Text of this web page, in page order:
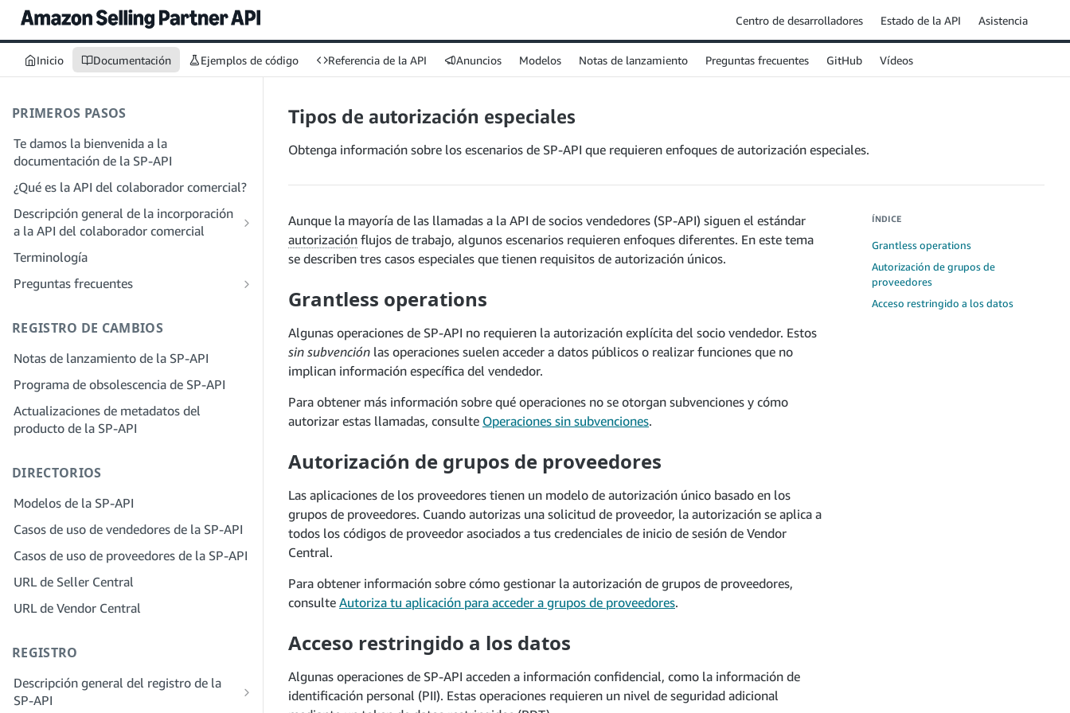
Centro de desarrolladores Estado de la API Asistencia
Inicio Documentación Ejemplos de código Referencia de la API Anuncios Modelos Notas de lanzamiento Preguntas frecuentes GitHub Vídeos
PRIMEROS PASOS
Te damos la bienvenida a la
documentación de la SP-API
¿Qué es la API del colaborador comercial?
Descripción general de la incorporación
a la API del colaborador comercial
Incorporación como desarrollador
Paso 4: Registra una aplicación de
entorno aislado
Paso 5: Realiza tu primera llamada al
entorno aislado de la SP-API
autorización
Paso 7: Registra tu aplicación de
producción
Paso 9: Prueba tu aplicación
Paso 10: Incluye tu solicitud
Incorporación como proveedor de
servicios
y permisos para proveedores de
servicios
Paso 2: Crea una cuenta en el portal de
proveedores de soluciones para tu
empresa
Paso 3: Verifica tu identidad
de tu empresa
Paso 5: Solicita roles en Seller Central
Paso 6: Invita a los empleados a tu
cuenta
Paso 7: Conéctate con los vendedores
Paso 8. Incluye tu servicio en la red de
Terminología
Preguntas frecuentes
SP-API
proveedores de soluciones
REGISTRO DE CAMBIOS
Notas de lanzamiento de la SP-API
Programa de obsolescencia de SP-API
Actualizaciones de metadatos del
producto de la SP-API
DIRECTORIOS
Modelos de la SP-API
Casos de uso de vendedores de la SP-API
Casos de uso de proveedores de la SP-API
URL de Seller Central
URL de Vendor Central
REGISTRO
Descripción general del registro de la
SP-API
Tipos de autorización especiales
Obtenga información sobre los escenarios de SP-API que requieren enfoques de autorización especiales.
Aunque la mayoría de las llamadas a la API de socios vendedores (SP-API) siguen el estándar
autorización flujos de trabajo, algunos escenarios requieren enfoques diferentes. En este tema
se describen tres casos especiales que tienen requisitos de autorización únicos.
Grantless operations
Algunas operaciones de SP-API no requieren la autorización explícita del socio vendedor. Estos
sin subvención las operaciones suelen acceder a datos públicos o realizar funciones que no
implican información específica del vendedor.
Para obtener más información sobre qué operaciones no se otorgan subvenciones y cómo
autorizar estas llamadas, consulte Operaciones sin subvenciones.
Autorización de grupos de proveedores
Las aplicaciones de los proveedores tienen un modelo de autorización único basado en los
grupos de proveedores. Cuando autorizas una solicitud de proveedor, la autorización se aplica a
todos los códigos de proveedor asociados a tus credenciales de inicio de sesión de Vendor
Central.
Para obtener información sobre cómo gestionar la autorización de grupos de proveedores,
consulte Autoriza tu aplicación para acceder a grupos de proveedores.
Acceso restringido a los datos
Algunas operaciones de SP-API acceden a información confidencial, como la información de
identificación personal (PII). Estas operaciones requieren un nivel de seguridad adicional
ÍNDICE
Grantless operations
Autorización de grupos de
proveedores
Acceso restringido a los datos